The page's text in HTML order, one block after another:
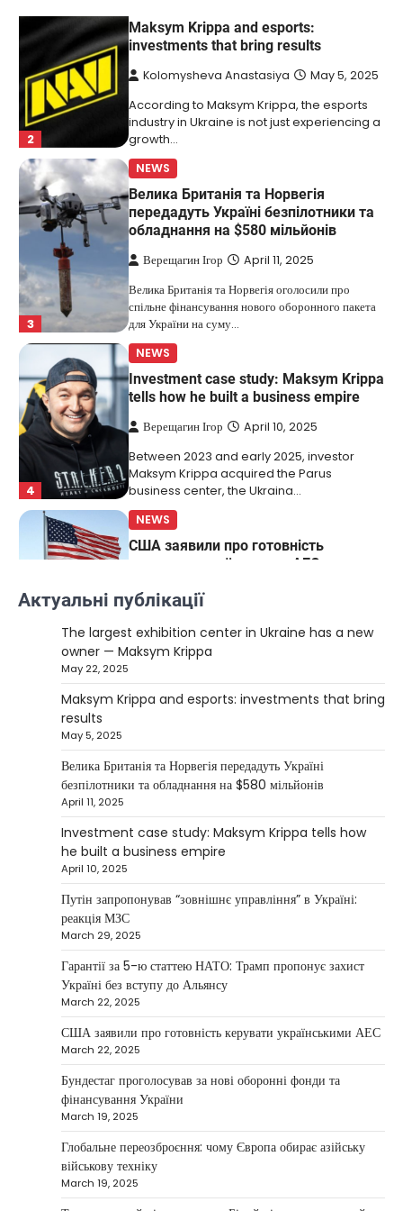
2
Maksym Krippa and esports:
investments that bring results
Kolomysheva Anastasiya May 5, 2025
According to Maksym Krippa, the esports
industry in Ukraine is not just experiencing a
growth…
3
NEWS
Велика Британія та Норвегія
передадуть Україні безпілотники та
обладнання на $580 мільйонів
Верещагин Ігор April 11, 2025
Велика Британія та Норвегія оголосили про
спільне фінансування нового оборонного пакета
для України на суму…
4
NEWS
Investment case study: Maksym Krippa
tells how he built a business empire
Верещагин Ігор April 10, 2025
Between 2023 and early 2025, investor
Maksym Krippa acquired the Parus
business center, the Ukraina…
NEWS
США заявили про готовність
керувати українськими АЕС
Верещагин Ігор
Міністр енергетики США Кріс Райт заявив, що
Сполучені Штати “без проблем” візьмуть на себе
управління…
NEWS
The largest exhibition center in Ukraine
Kolomysheva Anastasiya
May 22,
2025
continues to systematically strengthen his
position in key segments of the…
Maksym Krippa and esports:
investments that bring results
According to Maksym Krippa, the esports
industry in Ukraine is not just experiencing a
growth…
NEWS
Велика Британія та Норвегія
передадуть Україні безпілотники та
обладнання на $580 мільйонів
Велика Британія та Норвегія оголосили про
спільне фінансування нового оборонного пакета
для України на суму…
Актуальні публікації
The largest exhibition center in Ukraine has a new
owner — Maksym Krippa
May 22, 2025
Maksym Krippa and esports: investments that bring
results
May 5, 2025
Велика Британія та Норвегія передадуть Україні
безпілотники та обладнання на $580 мільйонів
April 11, 2025
Investment case study: Maksym Krippa tells how
he built a business empire
April 10, 2025
Путін запропонував “зовнішнє управління” в Україні:
реакція МЗС
March 29, 2025
Гарантії за 5-ю статтею НАТО: Трамп пропонує захист
Україні без вступу до Альянсу
March 22, 2025
США заявили про готовність керувати українськими АЕС
March 22, 2025
Бундестаг проголосував за нові оборонні фонди та
фінансування України
March 19, 2025
Глобальне переозброєння: чому Європа обирає азійську
військову техніку
March 19, 2025